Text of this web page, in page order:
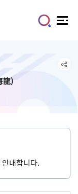
龍)
내합니다.